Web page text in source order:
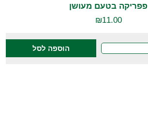
פפריקה בטעם מעושן
₪11.00
הוספה לסל